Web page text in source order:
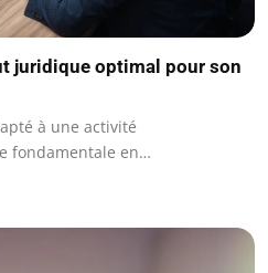
juridique optimal pour son
à une activité
fondamentale en…